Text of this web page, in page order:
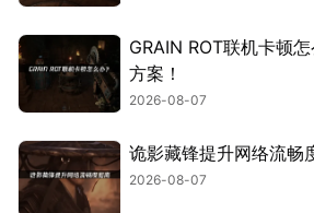
GRAIN ROT联机卡顿
方案！
2026-08-07
诡影藏锋提升网络流畅
2026-08-07